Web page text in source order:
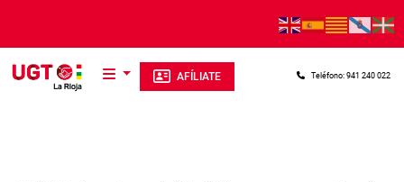
AFÍLIATE Teléfono: 941 240 022